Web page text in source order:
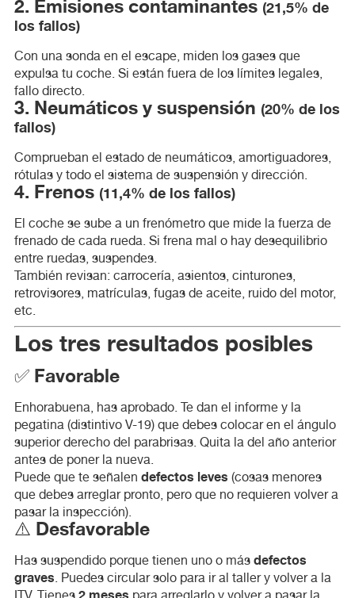
2. Emisiones contaminantes (21,5% de
los fallos)
Con una sonda en el escape, miden los gases que
expulsa tu coche. Si están fuera de los límites legales,
fallo directo.
3. Neumáticos y suspensión (20% de los
fallos)
Comprueban el estado de neumáticos, amortiguadores,
rótulas y todo el sistema de suspensión y dirección.
4. Frenos (11,4% de los fallos)
El coche se sube a un frenómetro que mide la fuerza de
frenado de cada rueda. Si frena mal o hay desequilibrio
entre ruedas, suspendes.
También revisan: carrocería, asientos, cinturones,
retrovisores, matrículas, fugas de aceite, ruido del motor,
etc.
Los tres resultados posibles
✅ Favorable
Enhorabuena, has aprobado. Te dan el informe y la
pegatina (distintivo V-19) que debes colocar en el ángulo
superior derecho del parabrisas. Quita la del año anterior
antes de poner la nueva.
Puede que te señalen defectos leves (cosas menores
que debes arreglar pronto, pero que no requieren volver a
pasar la inspección).
⚠️ Desfavorable
Has suspendido porque tienen uno o más defectos
graves . Puedes circular solo para ir al taller y volver a la
ITV. Tienes
para arreglarlo y volver a pasar la